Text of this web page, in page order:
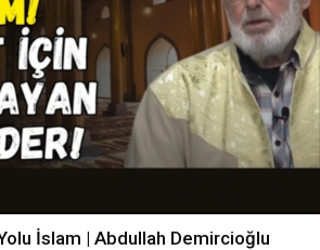
İslam | Abdullah Demircioğlu